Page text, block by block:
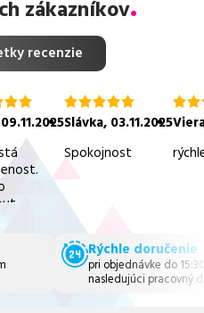
zákazníkov
recenzie
09.11.2025
hodnotenie
5.0
5
Slávka, 03.11.2025
Spokojnost
5.0
5
Rýchle doručenie
pri objednávke do
nasledujúci pracovný